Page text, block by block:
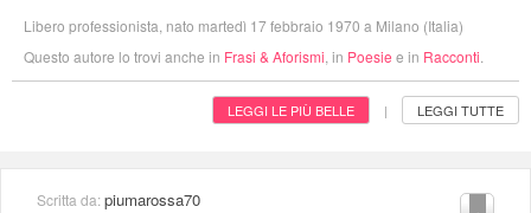
Libero professionista, nato martedì 17 febbraio 1970 a Milano (Italia)
Questo autore lo trovi anche in Frasi & Aforismi , in Poesie e in Racconti
LEGGI LE PIÙ BELLE | LEGGI TUTTE
Scritta da:piumarossa70